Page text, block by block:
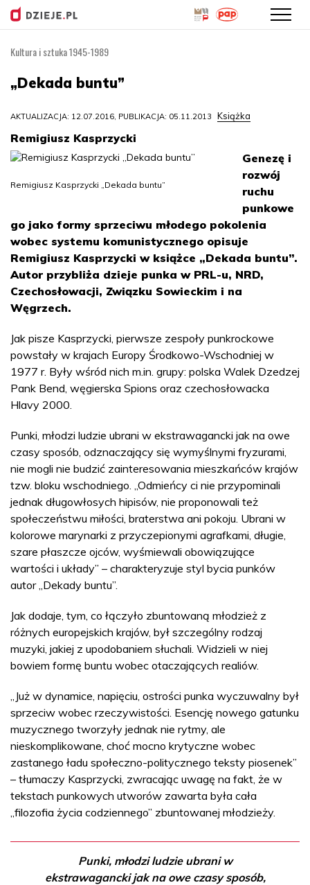
Kultura i sztuka 1945-1989
„Dekada buntu”
AKTUALIZACJA: 12.07.2016, PUBLIKACJA: 05.11.2013 Książka
Remigiusz Kasprzycki
Remigiusz Kasprzycki „Dekada buntu”
Genezę i
rozwój
ruchu
punkowe
go jako formy sprzeciwu młodego pokolenia
wobec systemu komunistycznego opisuje
Remigiusz Kasprzycki w książce „Dekada buntu”.
Autor przybliża dzieje punka w PRL-u, NRD,
Czechosłowacji, Związku Sowieckim i na
Węgrzech.
Jak pisze Kasprzycki, pierwsze zespoły punkrockowe
powstały w krajach Europy Środkowo-Wschodniej w
1977 r. Były wśród nich m.in. grupy: polska Walek Dzedzej
Pank Bend, węgierska Spions oraz czechosłowacka
Hlavy 2000.
Punki, młodzi ludzie ubrani w ekstrawagancki jak na owe
czasy sposób, odznaczający się wymyślnymi fryzurami,
nie mogli nie budzić zainteresowania mieszkańców krajów
tzw. bloku wschodniego. „Odmieńcy ci nie przypominali
jednak długowłosych hipisów, nie proponowali też
społeczeństwu miłości, braterstwa ani pokoju. Ubrani w
kolorowe marynarki z przyczepionymi agrafkami, długie,
szare płaszcze ojców, wyśmiewali obowiązujące
wartości i układy” – charakteryzuje styl bycia punków
autor „Dekady buntu”.
Jak dodaje, tym, co łączyło zbuntowaną młodzież z
różnych europejskich krajów, był szczególny rodzaj
muzyki, jakiej z upodobaniem słuchali. Widzieli w niej
bowiem formę buntu wobec otaczających realiów.
„Już w dynamice, napięciu, ostrości punka wyczuwalny był
sprzeciw wobec rzeczywistości. Esencję nowego gatunku
muzycznego tworzyły jednak nie rytmy, ale
nieskomplikowane, choć mocno krytyczne wobec
zastanego ładu społeczno-politycznego teksty piosenek”
– tłumaczy Kasprzycki, zwracając uwagę na fakt, że w
tekstach punkowych utworów zawarta była cała
„filozofia życia codziennego” zbuntowanej młodzieży.
Punki, młodzi ludzie ubrani w
ekstrawagancki jak na owe czasy sposób,